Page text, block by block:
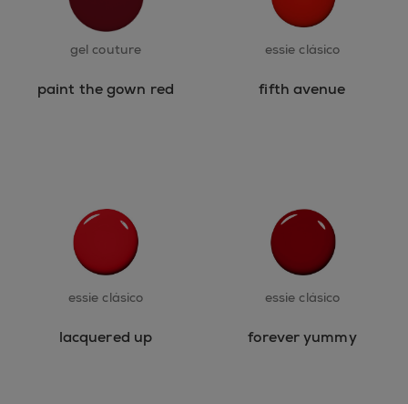
gel couture
paint the gown red
essie clásico
fifth avenue
essie clásico
lacquered up
essie clásico
forever yummy